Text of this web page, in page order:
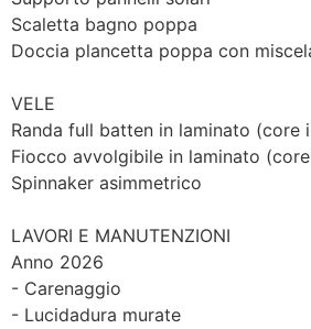
Scaletta bagno poppa
Doccia plancetta poppa con
VELE
Randa full batten in laminato (core
Fiocco avvolgibile in laminato
Spinnaker asimmetrico
LAVORI E MANUTENZIONI
Anno 2026
- Carenaggio
- Lucidadura murate